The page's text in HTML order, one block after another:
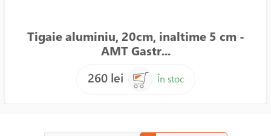
Tigaie aluminiu, 20cm, inaltime 5 cm -
AMT Gastr...
260 lei
În stoc